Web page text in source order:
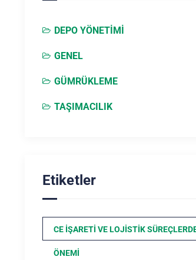
DEPO YÖNETIMI
GENEL
GÜMRÜKLEME
TAŞIMACILIK
Etiketler
CE İŞARETI VE LOJISTIK
ÖNEMI